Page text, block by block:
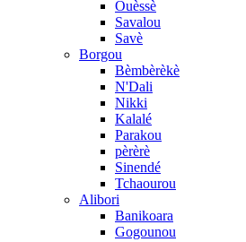
Ouèssè
Savalou
Savè
Borgou
Bèmbèrèkè
N'Dali
Nikki
Kalalé
Parakou
pèrèrè
Sinendé
Tchaourou
Alibori
Banikoara
Gogounou